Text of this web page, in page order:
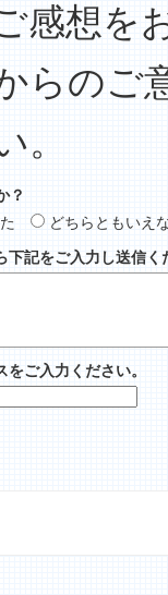
感想を
らのご
。
？
どちらともいえ
下記をご入力し送信く
ご入力ください。